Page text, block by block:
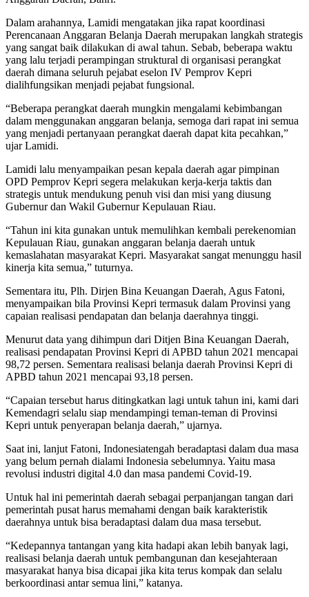
Dalam arahannya, Lamidi mengatakan jika rapat koordinasi
Perencanaan Anggaran Belanja Daerah merupakan langkah strategis
yang sangat baik dilakukan di awal tahun. Sebab, beberapa waktu
yang lalu terjadi perampingan struktural di organisasi perangkat
daerah dimana seluruh pejabat eselon IV Pemprov Kepri
dialihfungsikan menjadi pejabat fungsional.
“Beberapa perangkat daerah mungkin mengalami kebimbangan
dalam menggunakan anggaran belanja, semoga dari rapat ini semua
yang menjadi pertanyaan perangkat daerah dapat kita pecahkan,”
ujar Lamidi.
Lamidi lalu menyampaikan pesan kepala daerah agar pimpinan
OPD Pemprov Kepri segera melakukan kerja-kerja taktis dan
strategis untuk mendukung penuh visi dan misi yang diusung
Gubernur dan Wakil Gubernur Kepulauan Riau.
“Tahun ini kita gunakan untuk memulihkan kembali perekenomian
Kepulauan Riau, gunakan anggaran belanja daerah untuk
kemaslahatan masyarakat Kepri. Masyarakat sangat menunggu hasil
kinerja kita semua,” tuturnya.
Sementara itu, Plh. Dirjen Bina Keuangan Daerah, Agus Fatoni,
menyampaikan bila Provinsi Kepri termasuk dalam Provinsi yang
capaian realisasi pendapatan dan belanja daerahnya tinggi.
Menurut data yang dihimpun dari Ditjen Bina Keuangan Daerah,
realisasi pendapatan Provinsi Kepri di APBD tahun 2021 mencapai
98,72 persen. Sementara realisasi belanja daerah Provinsi Kepri di
APBD tahun 2021 mencapai 93,18 persen.
“Capaian tersebut harus ditingkatkan lagi untuk tahun ini, kami dari
Kemendagri selalu siap mendampingi teman-teman di Provinsi
Kepri untuk penyerapan belanja daerah,” ujarnya.
Saat ini, lanjut Fatoni, Indonesiatengah beradaptasi dalam dua masa
yang belum pernah dialami Indonesia sebelumnya. Yaitu masa
revolusi industri digital 4.0 dan masa pandemi Covid-19.
Untuk hal ini pemerintah daerah sebagai perpanjangan tangan dari
pemerintah pusat harus memahami dengan baik karakteristik
daerahnya untuk bisa beradaptasi dalam dua masa tersebut.
“Kedepannya tantangan yang kita hadapi akan lebih banyak lagi,
realisasi belanja daerah untuk pembangunan dan kesejahteraan
masyarakat hanya bisa dicapai jika kita terus kompak dan selalu
berkoordinasi antar semua lini,” katanya.